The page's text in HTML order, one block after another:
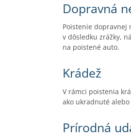
Dopravná
Poistenie dopravnej
v dôsledku zrážky,
na poistené auto.
Krádež
V rámci poistenia
ako ukradnuté
Prírodná